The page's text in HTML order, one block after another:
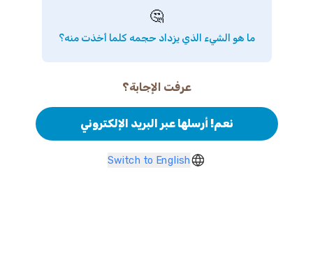
🤔
ما هو الشيء الذي يزداد حجمه كلما أخذت منه؟
عرفت الإجابة؟
نعم! أرسلها عبر البريد الإلكتروني
Switch to English